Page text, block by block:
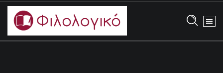
Έκθεσης Κορυδαλλός